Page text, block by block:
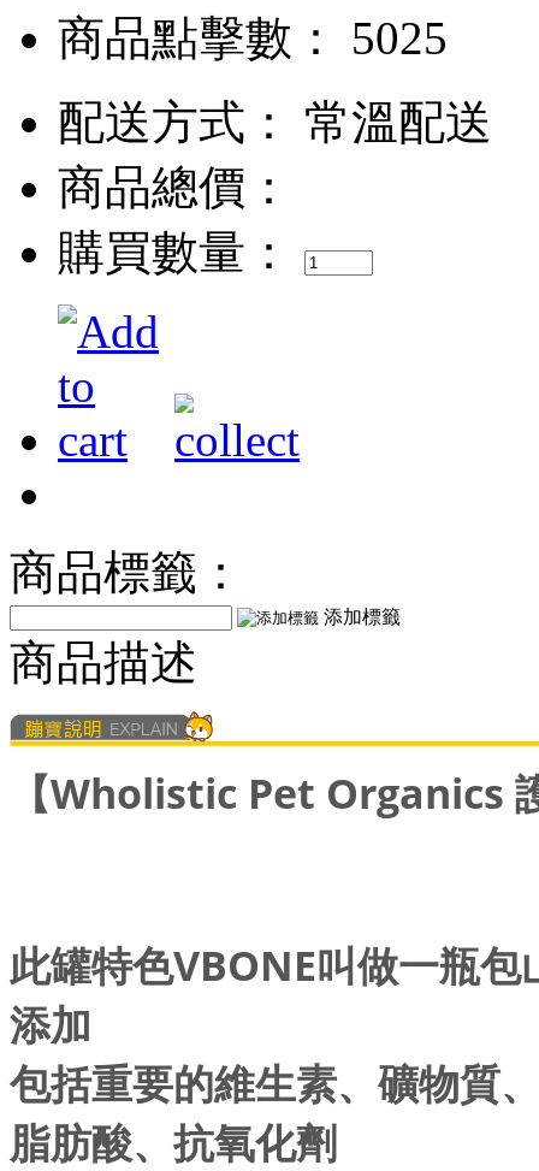
商品點擊數： 5025
配送方式：
常溫配送
商品總價：
購買數量：
商品標籤：
添加標籤
商品描述
【Wholistic Pet Organics
此罐特色VBONE叫做一瓶
添加
包括重要的維生素、礦物質
脂肪酸、抗氧化劑